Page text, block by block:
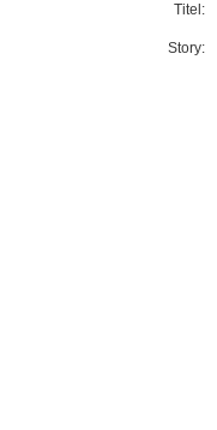
Titel:
Story: